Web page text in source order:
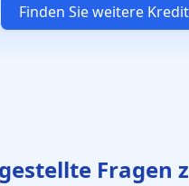
Finden Sie weitere
Fragen